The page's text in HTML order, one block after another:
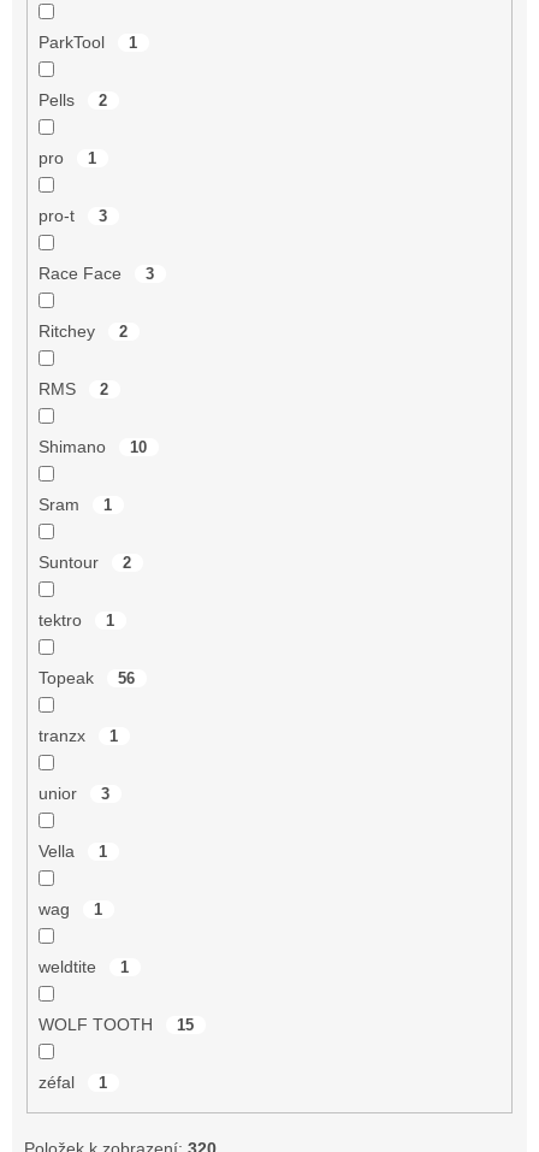
ParkTool 1
Pells 2
pro 1
pro-t 3
Race Face 3
Ritchey 2
RMS 2
Shimano 10
Sram 1
Suntour 2
tektro 1
Topeak 56
tranzx 1
unior 3
Vella 1
wag 1
weldtite 1
WOLF TOOTH 15
zéfal 1